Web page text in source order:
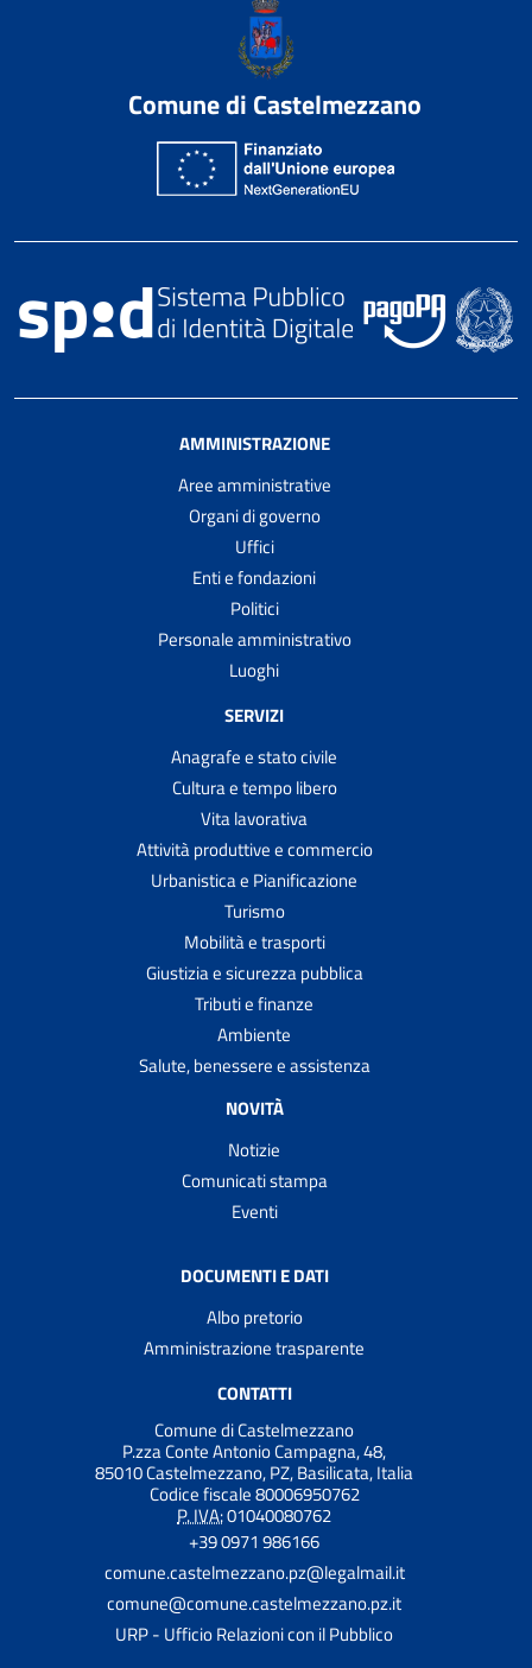
Comune di Castelmezzano
AMMINISTRAZIONE
Aree amministrative
Organi di governo
Uffici
Enti e fondazioni
Politici
Personale amministrativo
Luoghi
SERVIZI
Anagrafe e stato civile
Cultura e tempo libero
Vita lavorativa
Attività produttive e commercio
Urbanistica e Pianificazione
Turismo
Mobilità e trasporti
Giustizia e sicurezza pubblica
Tributi e finanze
Ambiente
Salute, benessere e assistenza
NOVITÀ
Notizie
Comunicati stampa
Eventi
DOCUMENTI E DATI
Albo pretorio
Amministrazione trasparente
CONTATTI
Comune di Castelmezzano
P.zza Conte Antonio Campagna, 48,
85010 Castelmezzano, PZ, Basilicata, Italia
Codice fiscale 80006950762
P. IVA:01040080762
+39 0971 986166
comune.castelmezzano.pz@legalmail.it
comune@comune.castelmezzano.pz.it
URP - Ufficio Relazioni con il Pubblico